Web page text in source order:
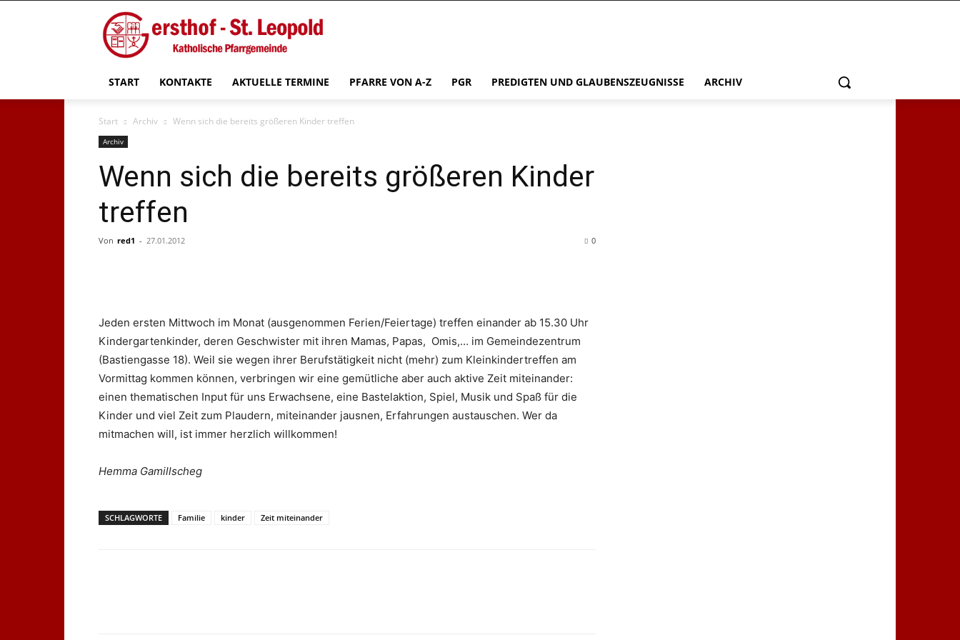
START KONTAKTE AKTUELLE TERMINE PFARRE VON A-Z PGR PREDIGTEN UND GLAUBENSZEUGNISSE ARCHIV
Start Archiv Wenn sich die bereits größeren Kinder treffen
Archiv
Wenn sich die bereits größeren Kinder
treffen
Von red1 - 27.01.2012 0
Jeden ersten Mittwoch im Monat (ausgenommen Ferien/Feiertage) treffen einander ab 15.30 Uhr
Kindergartenkinder, deren Geschwister mit ihren Mamas, Papas, Omis,… im Gemeindezentrum
(Bastiengasse 18). Weil sie wegen ihrer Berufstätigkeit nicht (mehr) zum Kleinkindertreffen am
Vormittag kommen können, verbringen wir eine gemütliche aber auch aktive Zeit miteinander:
einen thematischen Input für uns Erwachsene, eine Bastelaktion, Spiel, Musik und Spaß für die
Kinder und viel Zeit zum Plaudern, miteinander jausnen, Erfahrungen austauschen. Wer da
mitmachen will, ist immer herzlich willkommen!
Hemma Gamillscheg
SCHLAGWORTE Familie kinder Zeit miteinander